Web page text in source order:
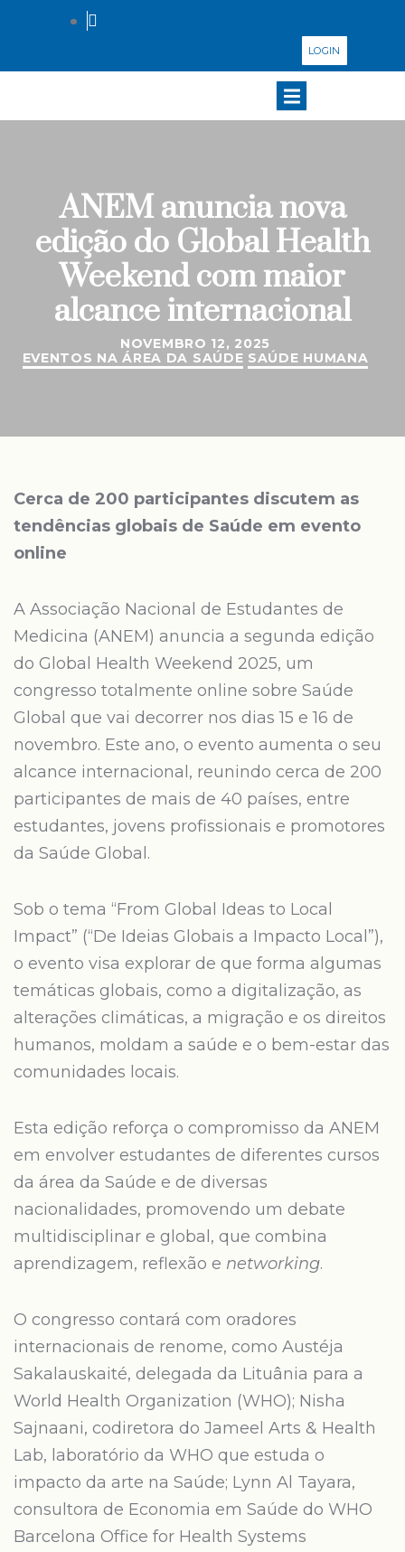
LOGIN
ANEM anuncia nova
edição do Global Health
Weekend com maior
alcance internacional
NOVEMBRO 12, 2025
EVENTOS NA ÁREA DA SAÚDE SAÚDE HUMANA
Cerca de 200 participantes discutem as
tendências globais de Saúde em evento
online
A Associação Nacional de Estudantes de
Medicina (ANEM) anuncia a segunda edição
do Global Health Weekend 2025, um
congresso totalmente online sobre Saúde
Global que vai decorrer nos dias 15 e 16 de
novembro. Este ano, o evento aumenta o seu
alcance internacional, reunindo cerca de 200
participantes de mais de 40 países, entre
estudantes, jovens profissionais e promotores
da Saúde Global.
Sob o tema “From Global Ideas to Local
Impact” (“De Ideias Globais a Impacto Local”),
o evento visa explorar de que forma algumas
temáticas globais, como a digitalização, as
alterações climáticas, a migração e os direitos
humanos, moldam a saúde e o bem-estar das
comunidades locais.
Esta edição reforça o compromisso da ANEM
em envolver estudantes de diferentes cursos
da área da Saúde e de diversas
nacionalidades, promovendo um debate
multidisciplinar e global, que combina
aprendizagem, reflexão e networking.
O congresso contará com oradores
internacionais de renome, como Austéja
Sakalauskaité, delegada da Lituânia para a
World Health Organization (WHO); Nisha
Sajnaani, codiretora do Jameel Arts & Health
Lab, laboratório da WHO que estuda o
impacto da arte na Saúde; Lynn Al Tayara,
consultora de Economia em Saúde do WHO
Barcelona Office for Health Systems